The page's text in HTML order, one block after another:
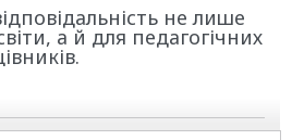
не лише
а й для педагогічних